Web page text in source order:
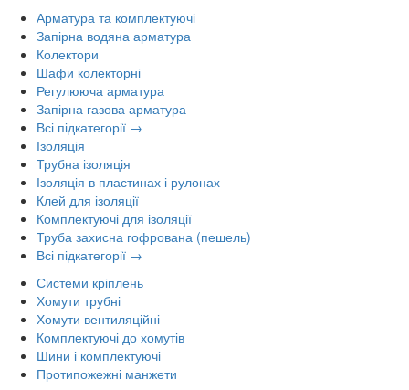
Арматура та комплектуючі
Запірна водяна арматура
Колектори
Шафи колекторні
Регулююча арматура
Запірна газова арматура
Всі підкатегорії →
Ізоляція
Трубна ізоляція
Ізоляція в пластинах і рулонах
Клей для ізоляції
Комплектуючі для ізоляції
Труба захисна гофрована (пешель)
Всі підкатегорії →
Системи кріплень
Хомути трубні
Хомути вентиляційні
Комплектуючі до хомутів
Шини і комплектуючі
Протипожежні манжети